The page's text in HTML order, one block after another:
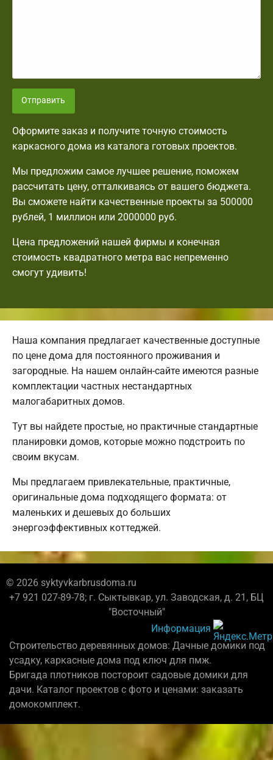
Отправить
Оформите заказ и получите точную стоимость
каркасного дома из каталога готовых проектов.
Мы предложим самое лучшее решение, поможем
рассчитать цену, отталкиваясь от вашего бюджета.
Вы сможете найти качественные проекты за 500000
рублей, 1 миллион или 2000000 руб.
Цена предложений нашей фирмы и конечная
стоимость квадратного метра вас непременно
смогут удивить!
Наша компания предлагает качественные доступные
по цене дома для постоянного проживания и
загородные. На нашем онлайн-сайте имеются разные
комплектации частных нестандартных
малогабаритных домов.
Тут вы найдете простые, но практичные стандартные
планировки домов, которые можно подстроить по
своим вкусам.
Мы предлагаем привлекательные, практичные,
оригинальные дома подходящего формата: от
маленьких и дешевых до больших
энергоэффективных коттеджей.
© 2026 syktyvkarbrusdoma.ru
+7 921 027-89-78; г. Сыктывкар, ул. Заводская, д. 21, БЦ
"Восточный"
Информация
Строительство деревянных домов: Дачные домики под
усадку, каркасные дома под ключ для пмж.
Бригада плотников постороит садовые домики для
дачи. Каталог проектов с фото и ценами: заказать
домокомплект.